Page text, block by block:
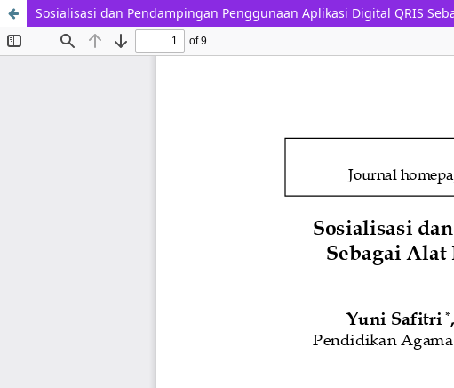
Sosialisasi dan Pendampingan Penggunaan Aplikasi Digital QRIS